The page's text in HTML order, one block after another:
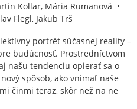
Kollar, Mária Rumanová •
Flegl, Jakub Trš
portrét súčasnej reality –
budúcnosť. Prostredníctvom
našu tendenciu opierať sa o
spôsob, ako vnímať naše
činmi teraz, skôr než na ne